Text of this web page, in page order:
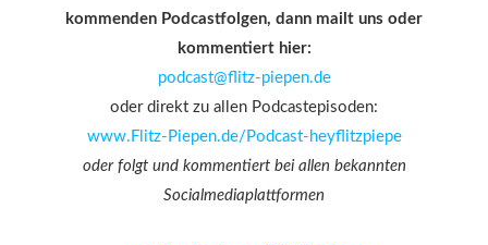
kommenden Podcastfolgen, dann mailt uns oder
kommentiert hier:
podcast@flitz-piepen.de
oder direkt zu allen Podcastepisoden:
www.Flitz-Piepen.de/Podcast-heyflitzpiepe
oder folgt und kommentiert bei allen bekannten
Socialmediaplattformen